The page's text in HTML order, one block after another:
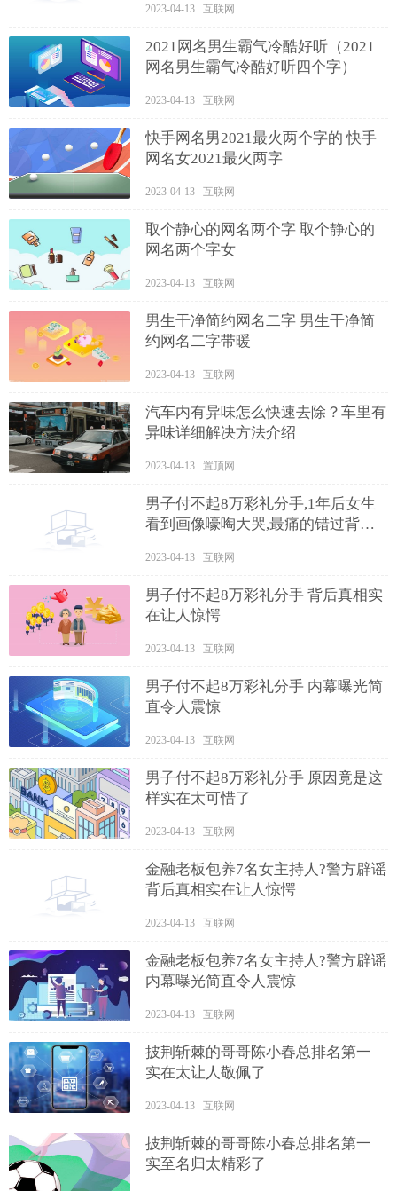
2023-04-13 互联网
2021网名男生霸气冷酷好听（2021
网名男生霸气冷酷好听四个字）
2023-04-13 互联网
快手网名男2021最火两个字的 快手
网名女2021最火两字
2023-04-13 互联网
取个静心的网名两个字 取个静心的
网名两个字女
2023-04-13 互联网
男生干净简约网名二字 男生干净简
约网名二字带暖
2023-04-13 互联网
汽车内有异味怎么快速去除？车里有
异味详细解决方法介绍
2023-04-13 置顶网
男子付不起8万彩礼分手,1年后女生
看到画像嚎啕大哭,最痛的错过背后
2023-04-13 互联网
男子付不起8万彩礼分手 背后真相实
在让人惊愕
2023-04-13 互联网
男子付不起8万彩礼分手 内幕曝光简
直令人震惊
2023-04-13 互联网
男子付不起8万彩礼分手 原因竟是这
样实在太可惜了
2023-04-13 互联网
金融老板包养7名女主持人?警方辟谣
背后真相实在让人惊愕
2023-04-13 互联网
金融老板包养7名女主持人?警方辟谣
内幕曝光简直令人震惊
2023-04-13 互联网
披荆斩棘的哥哥陈小春总排名第一
实在太让人敬佩了
2023-04-13 互联网
披荆斩棘的哥哥陈小春总排名第一
实至名归太精彩了